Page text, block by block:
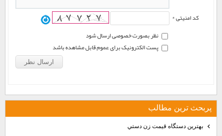
کد امنیتی *
نظر بصورت خصوصی ارسال شود
پست الکترونیک برای عموم قابل مشاهده باشد
پربحث ترين مطالب
بهترين دستگاه قيمت زن دستي